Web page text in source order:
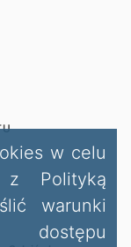
w celu
z Polityką
warunki
dostępu